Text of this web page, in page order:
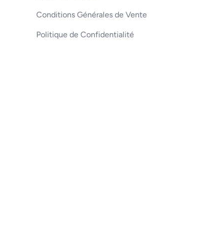
Conditions Générales de Vente
Politique de Confidentialité